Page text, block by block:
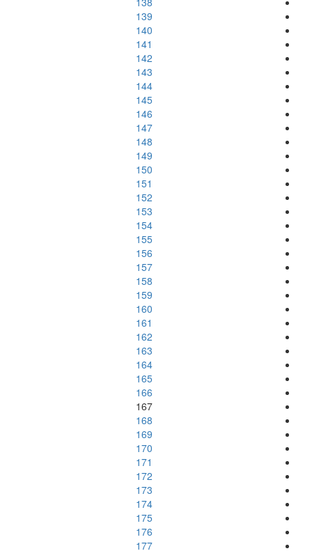
139
140
141
142
143
144
145
146
147
148
149
150
151
152
153
154
155
156
157
158
159
160
161
162
163
164
165
166
167
168
169
170
171
172
173
174
175
176
177